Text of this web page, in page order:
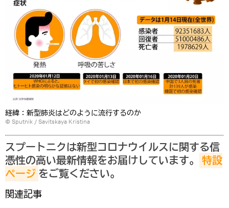
経緯：新型肺炎はどのように流行するのか
© Sputnik / Savitskaya Kristina
スプートニクは新型コロナウイルスに関する信
憑性の高い最新情報をお届けしています。 特設
ページ をご覧ください。
関連記事